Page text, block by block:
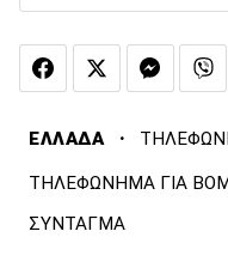
ΕΛΛΑΔΑ ·
ΤΗΛΕΦΩΝΗΜΑ ΓΙΑ
ΣΥΝΤΑΓΜΑ